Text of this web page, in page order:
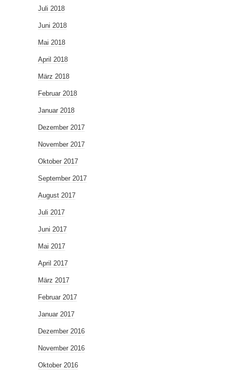
Juli 2018
Juni 2018
Mai 2018
April 2018
März 2018
Februar 2018
Januar 2018
Dezember 2017
November 2017
Oktober 2017
September 2017
August 2017
Juli 2017
Juni 2017
Mai 2017
April 2017
März 2017
Februar 2017
Januar 2017
Dezember 2016
November 2016
Oktober 2016